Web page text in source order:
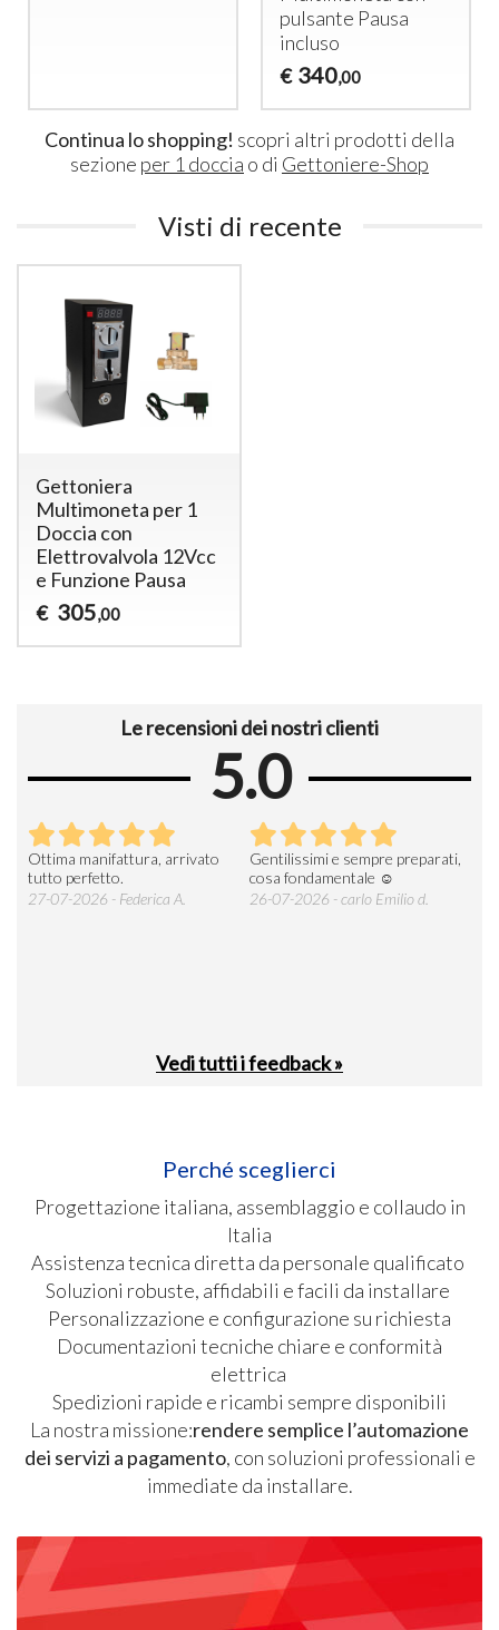
pulsante Pausa
incluso
€ 340,00
Continua lo shopping! scopri altri prodotti della
sezione per 1 doccia o di Gettoniere-Shop
Visti di recente
Gettoniera
Multimoneta per 1
Doccia con
Elettrovalvola 12Vcc
e Funzione Pausa
€ 305,00
Le recensioni dei nostri clienti
5.0
Ottima manifattura, arrivato
tutto perfetto.
27-07-2026 - Federica A.
Gentilissimi e sempre preparati,
cosa fondamentale ☺️
26-07-2026 - carlo Emilio d.
Vedi tutti i feedback »
Perché sceglierci
Progettazione italiana, assemblaggio e collaudo in
Italia
Assistenza tecnica diretta da personale qualificato
Soluzioni robuste, affidabili e facili da installare
Personalizzazione e configurazione su richiesta
Documentazioni tecniche chiare e conformità
elettrica
Spedizioni rapide e ricambi sempre disponibili
La nostra missione:rendere semplice l’automazione
dei servizi a pagamento, con soluzioni professionali e
immediate da installare.